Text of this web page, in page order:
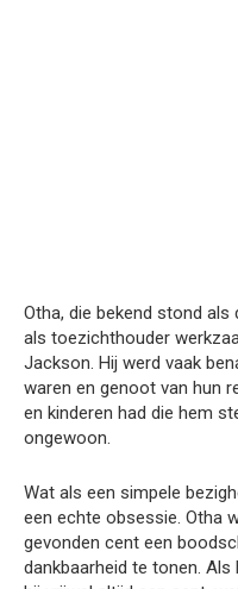
Otha, die bekend stond als
als toezichthouder
Jackson. Hij werd vaak
waren en genoot van hun
en kinderen had die hem
ongewoon.
Wat als een simpele
een echte obsessie. Otha
gevonden cent een
dankbaarheid te tonen. Als